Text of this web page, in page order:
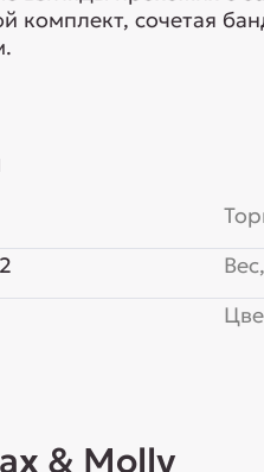
комплект, сочетая
& Molly